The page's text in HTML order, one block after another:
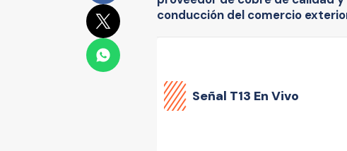
conducción del comercio
Señal T13 En Vivo